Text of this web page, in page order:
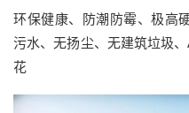
环保健康、防潮防霉、极高
污水、无扬尘、无建筑垃圾
花